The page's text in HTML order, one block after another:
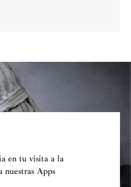
en tu visita a la
nuestras Apps